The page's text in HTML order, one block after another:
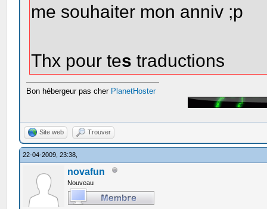
me souhaiter mon anniv ;p
Thx pour tes traductions
Bon hébergeur pas cher PlanetHoster
Site web Trouver
22-04-2009, 23:38,
novafun
Nouveau